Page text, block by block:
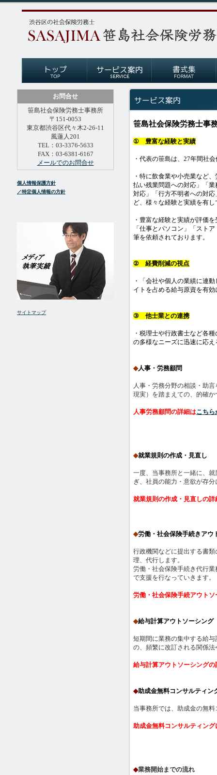
笹島社会保険労務士事
① 豊富な経験と実績
・代表の笹島は、27年間社
・特に飲食業や小売業など
払い残業問題への対応」「
対応」「行方不明者への対
ど、様々な経験と実績を有
・豊富な経験と実績が評価
「仕事とパソコン」「スト
筆を依頼されております。
② 経費削減の視点
・「会社や個人の業績に連
イトを占める給与原資を有
③ 他士業との連携
・税理士や行政書士など各
の多様なニーズに迅速に応
◆人事・労務顧問
人事・労務分野の相談・助
現実）を踏まえての、的確
人事労務顧問の詳細はこちら
◆就業規則の作成・見直し
一度、当事務所と一緒に、
ぎ、社員の能力・意欲が存
就業規則の作成・見直しの詳
◆労働・社会保険手続きアウ
行政機関などに提出する書
理、代行します。
労働・社会保険手続き代行
で支援を行なっていきます。
労働・社会保険手続アウト
◆給与計算アウトソーシング
短期間に業務の集中する給
の、頻繁に改訂される関係
給与計算アウトソーシングの
◆助成金無料コンサルティン
当事務所では、助成金の無
助成金無料コンサルティン
◆業務開始までの流れ
お問合せ
笹島社会保険労務士事務所
〒151-0053
東京都渋谷区代々木2-26-11
風蓮人201
TEL：03-3376-5633
FAX：03-6381-6167
メールでのお問合せ
個人情報保護方針
／特定個人情報の方針
サイトマップ